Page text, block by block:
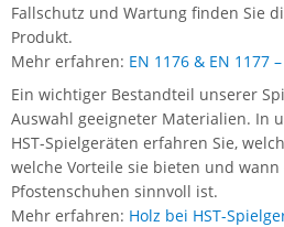
Fallschutz und Wartung finden Sie
Produkt.
Mehr erfahren: EN 1176 & EN 1177
Ein wichtiger Bestandteil unserer
Auswahl geeigneter Materialien. In
HST-Spielgeräten erfahren Sie,
welche Vorteile sie bieten und wann
Pfostenschuhen sinnvoll ist.
Mehr erfahren: Holz bei HST-